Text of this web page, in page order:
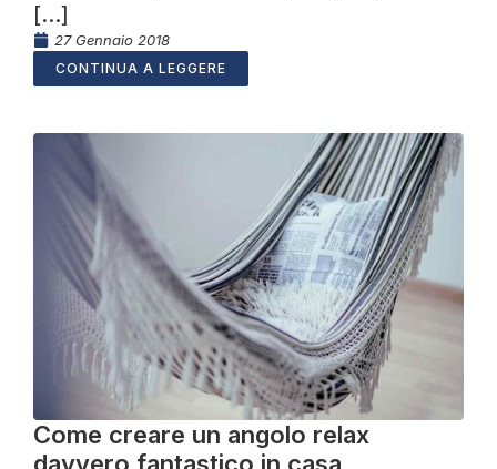
[...]
27 Gennaio 2018
CONTINUA A LEGGERE
Come creare un angolo relax